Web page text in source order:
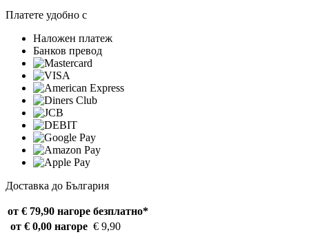
Платете удобно с
Наложен платеж
Банков превод
Доставка до България
от € 79,90 нагоре безплатно*
от € 0,00 нагоре € 9,90